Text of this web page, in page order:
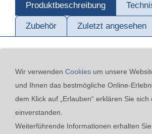
Produktbeschreibung
Zubehör Zuletzt angesehen
Kontakt 24h-Notfall-Hotline Cookies
Wir verwenden Cookies um unsere
und Ihnen das bestmögliche Online-
dem Klick auf „Erlauben“ erklären Sie sich
einverstanden.
Weiterführende Informationen erhalten